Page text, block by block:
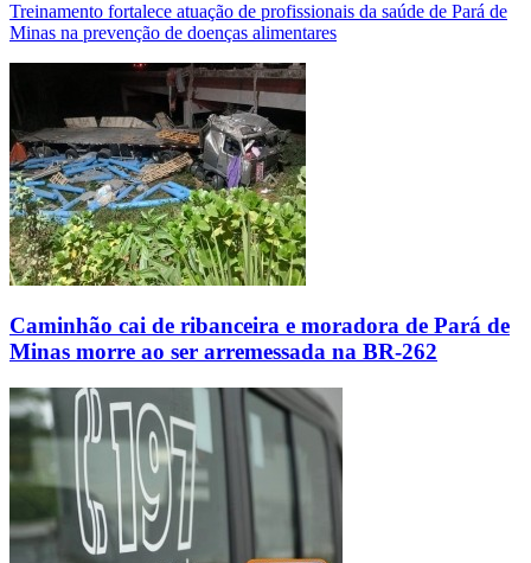
Treinamento fortalece atuação de profissionais da saúde de Pará de
Minas na prevenção de doenças alimentares
Caminhão cai de ribanceira e moradora de Pará de
Minas morre ao ser arremessada na BR-262